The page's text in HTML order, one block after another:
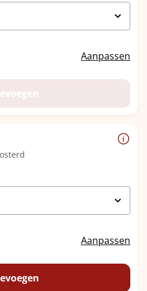
Aanpassen
Aanpassen